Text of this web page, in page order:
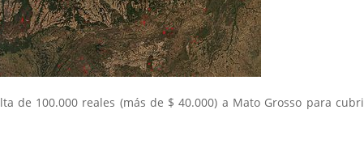
de 100.000 reales (más de $ 40.000) a Mato Grosso para